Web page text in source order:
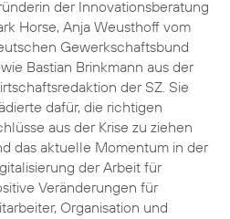
der Innovationsberatung
Horse, Anja Weusthoff vom
Gewerkschaftsbund
Bastian Brinkmann aus der
der SZ. Sie
dafür, die richtigen
aus der Krise zu ziehen
das aktuelle Momentum in der
der Arbeit für
Veränderungen für
Organisation und